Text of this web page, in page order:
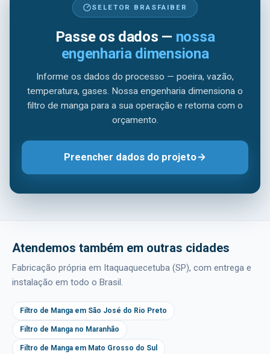
SELETOR BRASFAIBER
Passe os dados — nossa
engenharia dimensiona
Informe os dados do processo — poeira, vazão,
temperatura, gases. Nossa engenharia dimensiona o
filtro de manga para a sua operação e retorna com o
orçamento.
Preencher dados do projeto
Atendemos também em outras cidades
Fabricação própria em Itaquaquecetuba (SP), com entrega e
instalação em todo o Brasil.
Filtro de Manga em São José do Rio Preto
Filtro de Manga no Maranhão
Filtro de Manga em Mato Grosso do Sul